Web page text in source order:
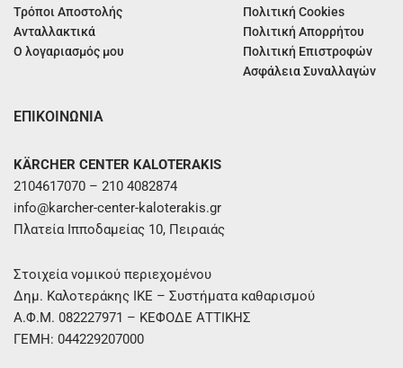
Τρόποι Αποστολής
Ανταλλακτικά
Ο λογαριασμός μου
Πολιτική Cookies
Πολιτική Απορρήτου
Πολιτική Επιστροφών
Ασφάλεια Συναλλαγών
ΕΠΙΚΟΙΝΩΝΙΑ
KÄRCHER CENTER KALOTERAKIS
2104617070 – 210 4082874
info@karcher-center-kaloterakis.gr
Πλατεία Ιπποδαμείας 10, Πειραιάς
Στοιχεία νομικού περιεχομένου
Δημ. Καλοτεράκης ΙΚΕ – Συστήματα καθαρισμού
Α.Φ.Μ. 082227971 – ΚΕΦΟΔΕ ΑΤΤΙΚΗΣ
ΓΕΜΗ: 044229207000